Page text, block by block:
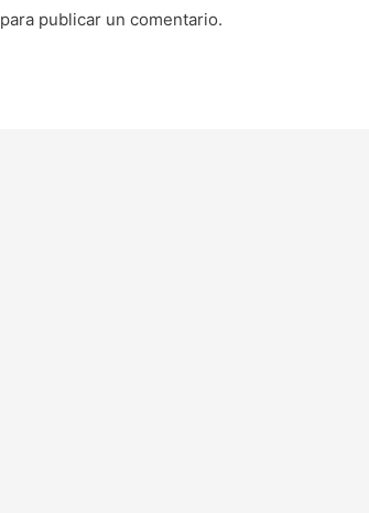
para publicar un comentario.